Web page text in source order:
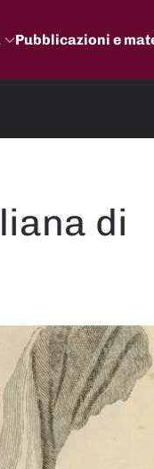
Pubblicazioni e
di